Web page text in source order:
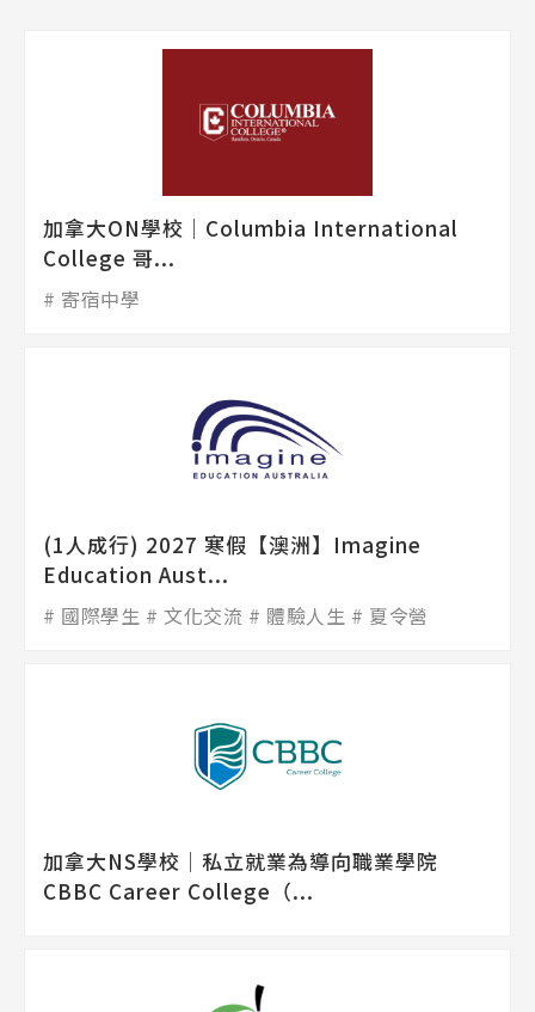
加拿大ON學校│Columbia International
College 哥...
寄宿中學
(1人成行) 2027 寒假【澳洲】Imagine
Education Aust...
國際學生 文化交流 體驗人生 夏令營
加拿大NS學校│私立就業為導向職業學院
CBBC Career College（...